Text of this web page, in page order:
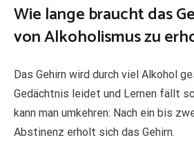
Wie lange braucht das
von Alkoholismus zu
Das Gehirn wird durch viel Alkohol
Gedächtnis leidet und Lernen fällt
kann man umkehren: Nach ein bis
Abstinenz erholt sich das Gehirn.